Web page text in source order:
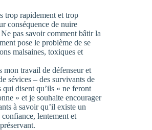
trop rapidement et trop
conséquence de nuire
pas savoir comment bâtir la
pose le problème de se
malsaines, toxiques et
mon travail de défenseur et
sévices – des survivants de
qui disent qu’ils « ne feront
» et je souhaite encourager
à savoir qu’il existe un
lentement et